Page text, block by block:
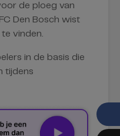
de ploeg van
Den Bosch wist
vinden.
in de basis die
tijdens